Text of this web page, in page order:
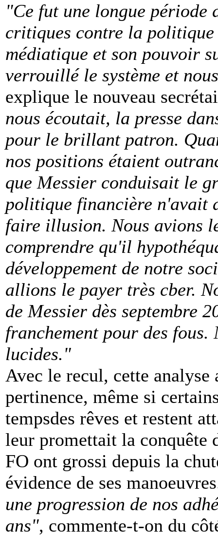
"Ce fut une longue période
critiques contre la
médiatique et son pouvoir
verrouillé le système et
explique le nouveau
nous écoutait, la presse
pour le brillant patron.
nos positions étaient
que Messier conduisait le
politique financière n'avait
faire illusion. Nous avions
comprendre qu'il
développement de notre
allions le payer très cber.
de Messier dès septembre
franchement pour des
lucides."
Avec le recul, cette analyse
pertinence, même si
tempsdes rêves et restent
leur promettait la conquête
FO ont grossi depuis la
évidence de ses
une progression de nos
ans", commente-t-on du